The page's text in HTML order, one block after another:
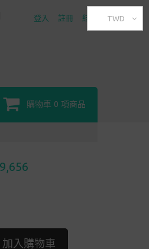
登入 註冊 結帳
購物車 0 項商品
加入購物車
TWD